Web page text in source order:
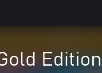
Edition